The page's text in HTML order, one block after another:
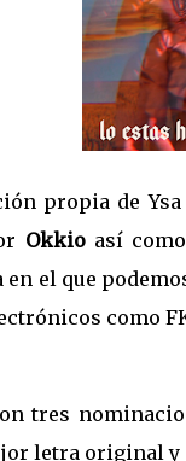
propia de
Okkioasí
en el que
como
tres
letra original